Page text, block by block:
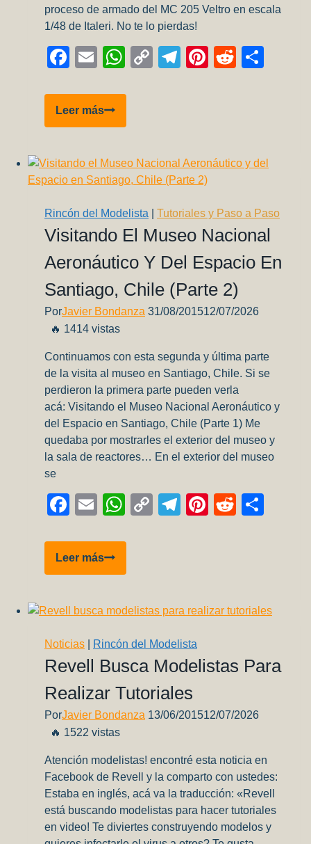
proceso de armado del MC 205 Veltro en escala
1/48 de Italeri. No te lo pierdas!
Facebook
EmailWhatsApp
CopyTelegram
Pinterest
Reddit
Leer másMacchi
MC.205
–
Parte
(Comienza
La
Pintura!)
Rincón del Modelista Tutoriales y Paso a Paso
Visitando El Museo Nacional
Aeronáutico Y Del Espacio En
Santiago, Chile (Parte 2)
PorJavier Bondanza 31/08/201512/07/2026
🔥 1414 vistas
Continuamos con esta segunda y última parte
de la visita al museo en Santiago, Chile. Si se
perdieron la primera parte pueden verla
acá: Visitando el Museo Nacional Aeronáutico y
del Espacio en Santiago, Chile (Parte 1) Me
quedaba por mostrarles el exterior del museo y
la sala de reactores… En el exterior del museo
se
Facebook
EmailWhatsApp
CopyTelegram
Pinterest
Reddit
Leer másVisitando
el
Nacional
y
del
Espacio
en
Chile
2)
Noticias Rincón del Modelista
Revell Busca Modelistas Para
Realizar Tutoriales
PorJavier Bondanza 13/06/201512/07/2026
🔥 1522 vistas
Atención modelistas! encontré esta noticia en
Facebook de Revell y la comparto con ustedes:
Estaba en inglés, acá va la traducción: «Revell
está buscando modelistas para hacer tutoriales
en video! Te diviertes construyendo modelos y